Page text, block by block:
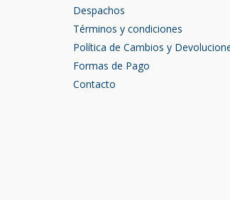
Despachos
Términos y condiciones
Política de Cambios y
Formas de Pago
Contacto